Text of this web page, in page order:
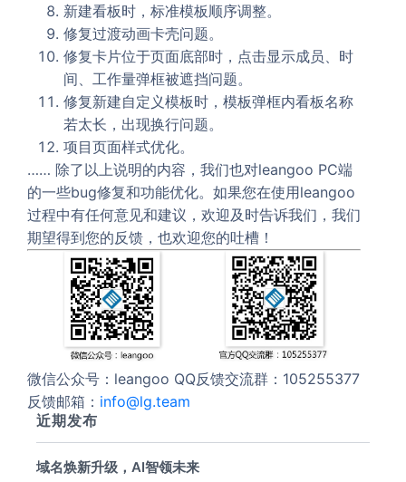
新建看板时，标准模板顺序调整。
修复过渡动画卡壳问题。
修复卡片位于页面底部时，点击显示成员、时
间、工作量弹框被遮挡问题。
修复新建自定义模板时，模板弹框内看板名称
若太长，出现换行问题。
项目页面样式优化。
…… 除了以上说明的内容，我们也对leangoo PC端
的一些bug修复和功能优化。如果您在使用leangoo
过程中有任何意见和建议，欢迎及时告诉我们，我们
期望得到您的反馈，也欢迎您的吐槽！
微信公众号：leangoo QQ反馈交流群：105255377
反馈邮箱： info@lg.team
近期发布
域名焕新升级，AI智领未来